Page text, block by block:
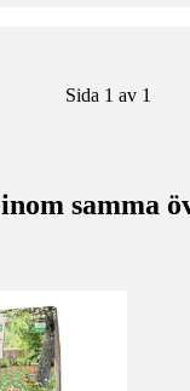
Sida 1 av 1
samma